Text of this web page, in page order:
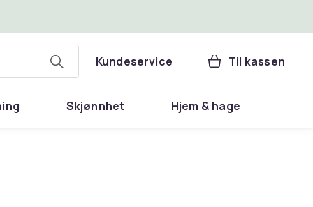
Kundeservice Til kassen
Skjønnhet Hjem & hage